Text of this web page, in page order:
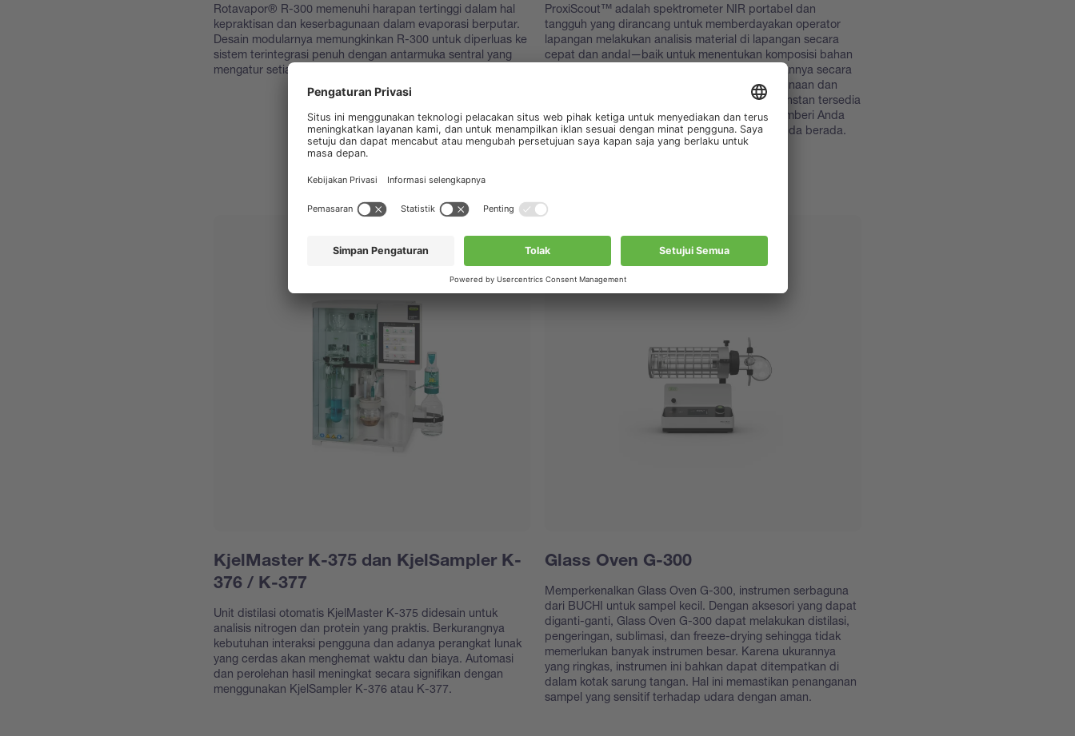
Rotavapor® R-300 memenuhi harapan tertinggi dalam hal
kepraktisan dan keserbagunaan dalam evaporasi berputar.
Desain modularnya memungkinkan R-300 untuk diperluas ke
sistem terintegrasi penuh dengan antarmuka sentral yang
mengatur setiap komponen.
ProxiScout™ adalah spektrometer NIR portabel dan
tangguh yang dirancang untuk memberdayakan operator
lapangan melakukan analisis material di lapangan secara
cepat dan andal—baik untuk menentukan komposisi bahan
mentah maupun untuk memverifikasi kesesuaiannya secara
langsung. Dirancang untuk kemudahan penggunaan dan
integrasi yang mulus ke dalam alur kerja, hasil instan tersedia
melalui aplikasi seluler, bahkan saat offline, memberi Anda
wawasan sekelas laboratorium di mana pun Anda berada.
KjelMaster K-375 dan KjelSampler K-
376 / K-377
Unit distilasi otomatis KjelMaster K-375 didesain untuk
analisis nitrogen dan protein yang praktis. Berkurangnya
kebutuhan interaksi pengguna dan adanya perangkat lunak
yang cerdas akan menghemat waktu dan biaya. Automasi
dan perolehan hasil meningkat secara signifikan dengan
menggunakan KjelSampler K-376 atau K-377.
Glass Oven G-300
Memperkenalkan Glass Oven G-300, instrumen serbaguna
dari BUCHI untuk sampel kecil. Dengan aksesori yang dapat
diganti-ganti, Glass Oven G-300 dapat melakukan distilasi,
pengeringan, sublimasi, dan freeze-drying sehingga tidak
memerlukan banyak instrumen besar. Karena ukurannya
yang ringkas, instrumen ini bahkan dapat ditempatkan di
dalam kotak sarung tangan. Hal ini memastikan penanganan
sampel yang sensitif terhadap udara dengan aman.